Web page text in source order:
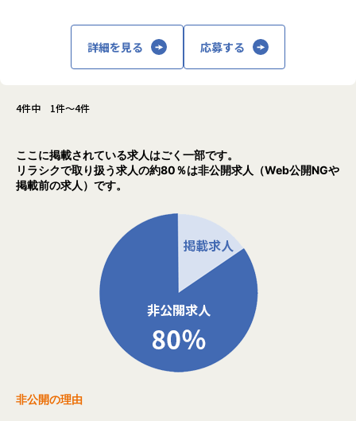
＜入社4年目 エンジニア＞
転職前の会社の社長が代わり、会社の方針と私のエンジニア
としての方針に
エンジニアとして働きつつ、現場の人の関係を元に販路を広
しかなかったため、
エンジニアとしてこの様な活躍の仕方もあるのかと実感しま
した。
アルテニアのいいところだと思います。
【業務の変更の範囲】
会社の規定に準ずる
詳細を見る 応募する
4件中 1件～4件
ここに掲載されている求人はごく一部です。
リラシクで取り扱う求人の約80％は非公開求人（Web公開NGや
掲載前の求人）です。
非公開の理由